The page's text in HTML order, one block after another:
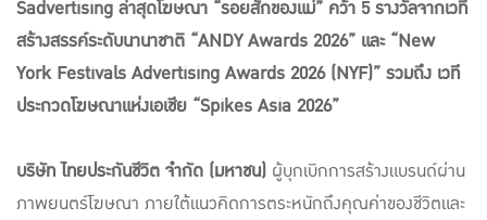
Sadvertising ล่าสุดโฆษณา “รอยสักของแม่” คว้า 5 รางวัลจากเวที
สร้างสรรค์ระดับนานาชาติ “ANDY Awards 2026” และ “New
York Festivals Advertising Awards 2026 (NYF)” รวมถึง เวที
ประกวดโฆษณาแห่งเอเชีย “Spikes Asia 2026”
บริษัท ไทยประกันชีวิต จำกัด (มหาชน) ผู้บุกเบิกการสร้างแบรนด์ผ่าน
ภาพยนตร์โฆษณา ภายใต้แนวคิดการตระหนักถึงคุณค่าของชีวิตและ